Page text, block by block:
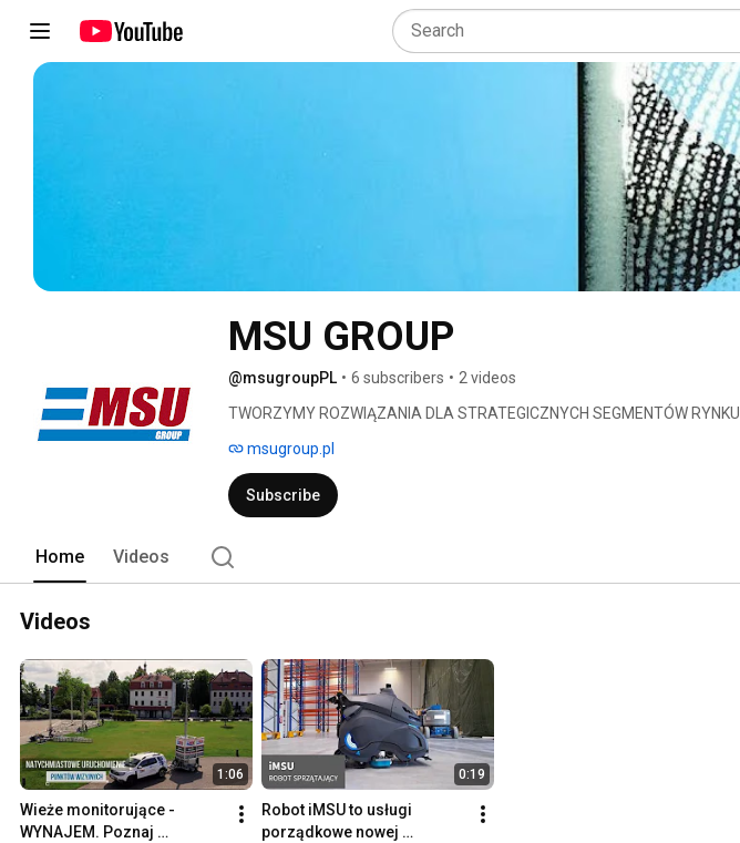
MSU GROUP
@msugroupPL • 6 subscribers • 2 videos
TWORZYMY ROZWIĄZANIA DLA STRATEGICZNYCH SEGMENTÓW RYNKU
msugroup.pl
Subscribe
Home Videos
Videos
1:06
Wieże monitorujące -
WYNAJEM. Poznaj
0:19
Robot iMSU to usługi
porządkowe nowej